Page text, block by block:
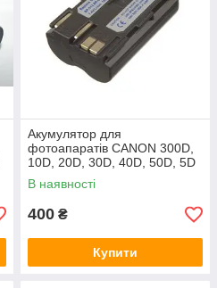
Акумулятор для
фотоапаратів CANON 300D,
10D, 20D, 30D, 40D, 50D, 5D
- BP-511a (BP-511) - аналог -
1500 ma
В наявності
400 ₴
Купити